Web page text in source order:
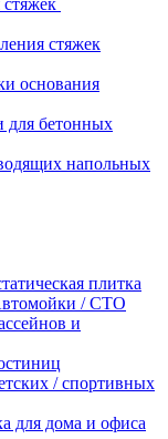
стяжек
основания
для бетонных
напольных
плитка
/ СТО
и
/ спортивных
для дома и офиса